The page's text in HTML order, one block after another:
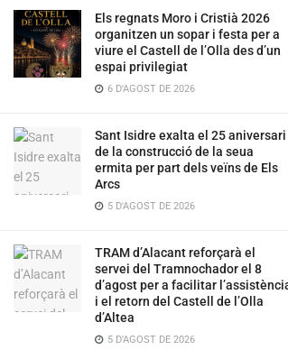
Els regnats Moro i Cristià 2026
organitzen un sopar i festa per a
viure el Castell de l’Olla des d’un
espai privilegiat
6 D'AGOST DE 2026
Sant Isidre exalta el 25 aniversari
de la construcció de la seua
ermita per part dels veïns de Els
Arcs
5 D'AGOST DE 2026
TRAM d’Alacant reforçarà el
servei del Tramnochador el 8
d’agost per a facilitar
i el retorn del Castell de l’Olla
d’Altea
5 D'AGOST DE 2026